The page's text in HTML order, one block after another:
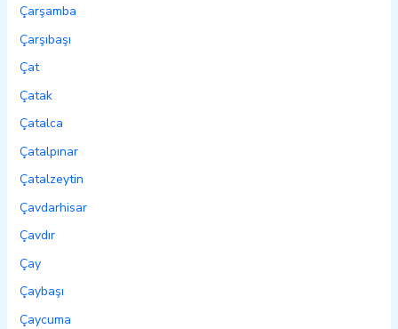
Çarşamba
Çarşıbaşı
Çat
Çatak
Çatalca
Çatalpınar
Çatalzeytin
Çavdarhisar
Çavdır
Çay
Çaybaşı
Çaycuma